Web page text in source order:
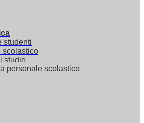
studenti
scolastico
studio
personale scolastico